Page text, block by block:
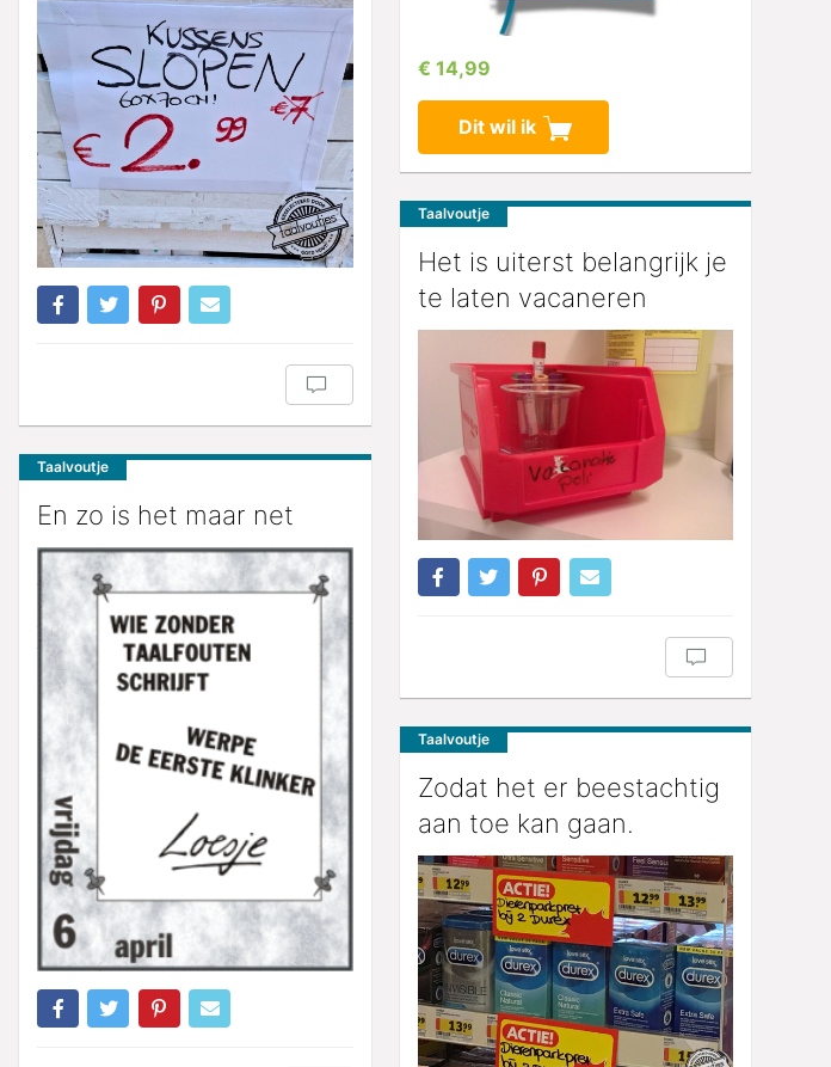
€ 14,99
Dit wil ik
Taalvoutje
Het is uiterst belangrijk je
te laten vacaneren
Taalvoutje
En zo is het maar net
Taalvoutje
Zodat het er beestachtig
aan toe kan gaan.